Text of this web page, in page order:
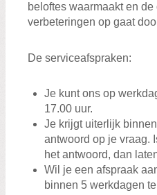
beloftes waarmaakt en
verbeteringen op gaat
De serviceafspraken:
Je kunt ons op
17.00 uur.
Je krijgt uiterlijk
antwoord op je vraag.
het antwoord, dan
Wil je een afspraak
binnen 5 werkdagen